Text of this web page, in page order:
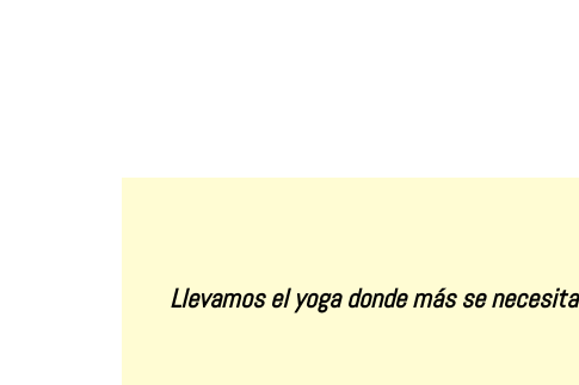
Llevamos el yoga donde más se necesita